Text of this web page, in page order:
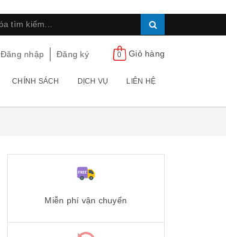
Đăng nhập Đăng ký 0 Giỏ hàng
CHÍNH SÁCH DỊCH VỤ LIÊN HỆ
Miễn phí vận chuyển